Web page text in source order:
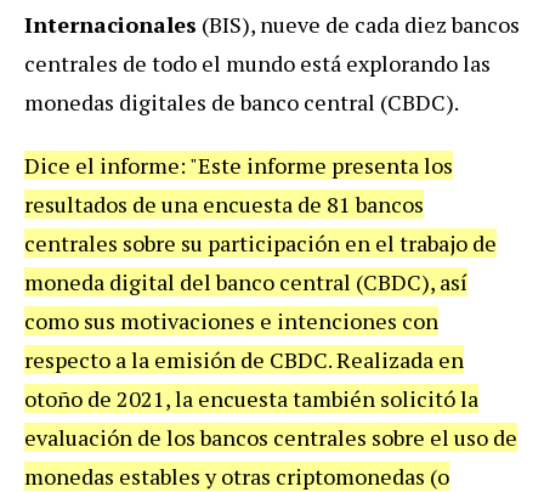
Internacionales (BIS), nueve de cada diez bancos
centrales de todo el mundo está explorando las
monedas digitales de banco central (CBDC).
Dice el informe: "Este informe presenta los
resultados de una encuesta de 81 bancos
centrales sobre su participación en el trabajo de
moneda digital del banco central (CBDC), así
como sus motivaciones e intenciones con
respecto a la emisión de CBDC. Realizada en
otoño de 2021, la encuesta también solicitó la
evaluación de los bancos centrales sobre el uso de
monedas estables y otras criptomonedas (o